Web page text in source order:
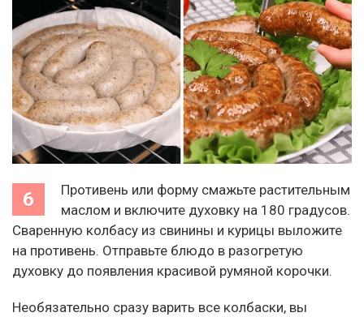
Противень или форму смажьте растительным
маслом и включите духовку на 180 градусов.
Сваренную колбасу из свинины и курицы выложите
на противень. Отправьте блюдо в разогретую
духовку до появления красивой румяной корочки.
Необязательно сразу варить все колбаски, вы